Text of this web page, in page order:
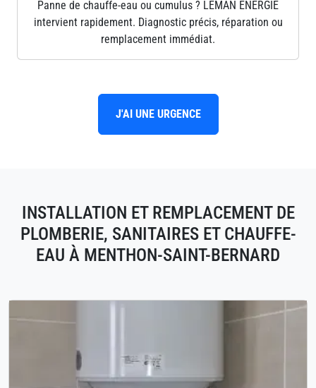
Panne de chauffe-eau ou cumulus ? LEMAN ENERGIE
intervient rapidement. Diagnostic précis, réparation ou
remplacement immédiat.
J'AI UNE URGENCE
INSTALLATION ET REMPLACEMENT DE
PLOMBERIE, SANITAIRES ET CHAUFFE-
EAU À MENTHON-SAINT-BERNARD